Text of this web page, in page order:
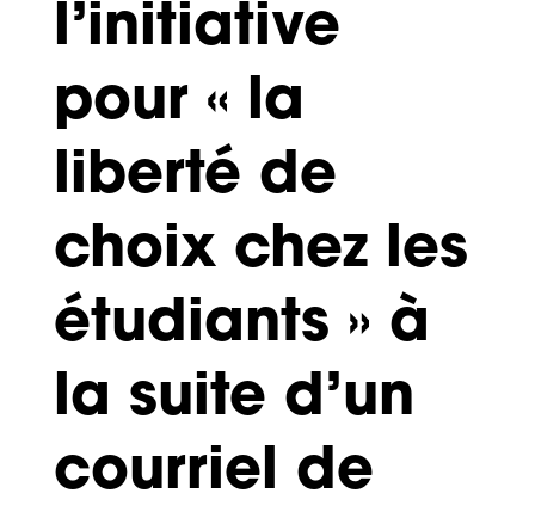
l’initiative
pour « la
liberté de
choix chez les
étudiants » à
la suite d’un
courriel de